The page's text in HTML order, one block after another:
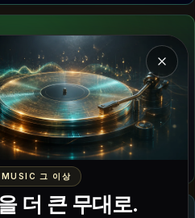
티스트, 감상 링크를 확인하세요.
MUSIC 그 이상
더 큰 무대로.